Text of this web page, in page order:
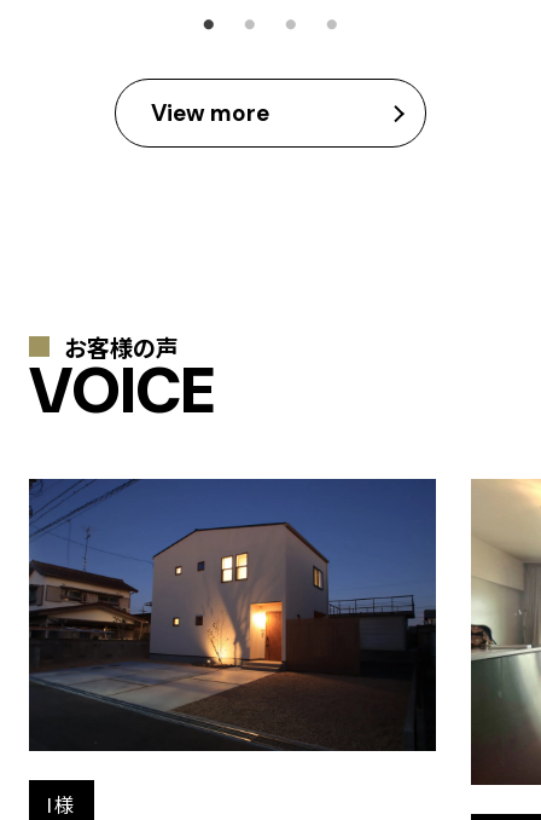
View more
お客様の声
VOICE
I様